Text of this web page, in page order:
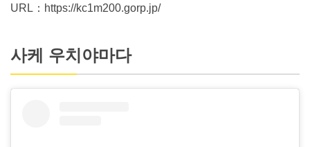
URL：https://kc1m200.gorp.jp/
사케 우치야마다